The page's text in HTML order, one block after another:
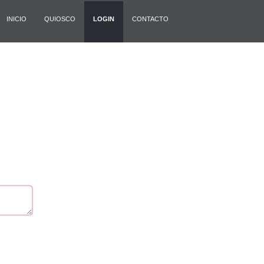
INICIO QUIOSCO LOGIN CONTACTO